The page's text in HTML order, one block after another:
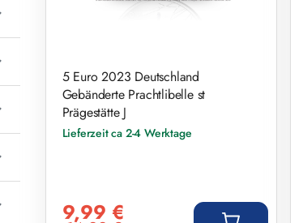
5 Euro 2023 Deutschland
Gebänderte Prachtlibelle st
Prägestätte J
Lieferzeit ca 2-4 Werktage
9,99 €